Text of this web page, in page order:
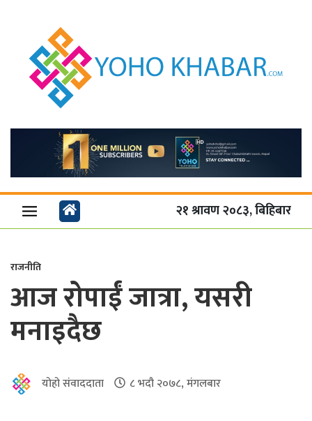
२१ श्रावण २०८३, बिहिबार
राजनीति
आज रोपाईं जात्रा, यसरी
मनाइदैछ
योहो संवाददाता ८ भदौ २०७८, मंगलबार